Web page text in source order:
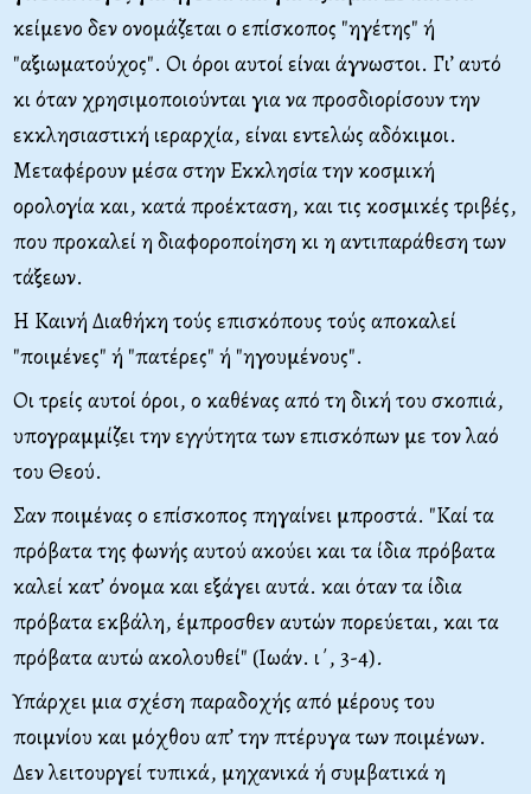
κείμενο δεν ονομάζεται ο επίσκοπος "ηγέτης" ή
"αξιωματούχος". Οι όροι αυτοί είναι άγνωστοι. Γι’ αυτό
κι όταν χρησιμοποιούνται για να προσδιορίσουν την
εκκλησιαστική ιεραρχία, είναι εντελώς αδόκιμοι.
Μεταφέρουν μέσα στην Εκκλησία την κοσμική
ορολογία και, κατά προέκταση, και τις κοσμικές τριβές,
που προκαλεί η διαφοροποίηση κι η αντιπαράθεση των
τάξεων.
Η Καινή Διαθήκη τούς επισκόπους τούς αποκαλεί
"ποιμένες" ή "πατέρες" ή "ηγουμένους".
Οι τρείς αυτοί όροι, ο καθένας από τη δική του σκοπιά,
υπογραμμίζει την εγγύτητα των επισκόπων με τον λαό
του Θεού.
Σαν ποιμένας ο επίσκοπος πηγαίνει μπροστά. "Καί τα
πρόβατα της φωνής αυτού ακούει και τα ίδια πρόβατα
καλεί κατ’ όνομα και εξάγει αυτά. και όταν τα ίδια
πρόβατα εκβάλη, έμπροσθεν αυτών πορεύεται, και τα
πρόβατα αυτώ ακολουθεί" (Ιωάν. ι΄, 3-4).
Υπάρχει μια σχέση παραδοχής από μέρους του
ποιμνίου και μόχθου απ’ την πτέρυγα των ποιμένων.
Δεν λειτουργεί τυπικά, μηχανικά ή συμβατικά η